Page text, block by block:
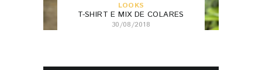
LOOKS
T-SHIRT E MIX DE COLARES
30/08/2018